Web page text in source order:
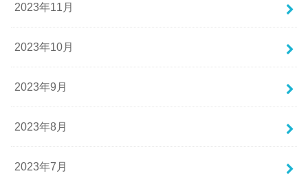
2023年11月
2023年10月
2023年9月
2023年8月
2023年7月